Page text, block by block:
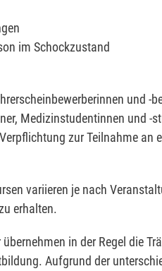
im Schockzustand
und -
Medizinstudentinnen und -
zur Teilnahme an
variieren je nach
erhalten.
in der Regel die
Aufgrund der